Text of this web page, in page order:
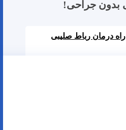
4 راه درمان رباط صلیبی